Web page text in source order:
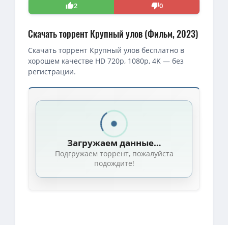
2
0
Скачать торрент Крупный улов (Фильм, 2023)
Скачать торрент Крупный улов бесплатно в
хорошем качестве HD 720p, 1080p, 4K — без
регистрации.
Скачать торрент — Крупный улов / Finestkind (2023)
Крупный улов / Finestkind (Брайан Хелгеленд / Brian
1080p — Крупный улов / Finestkind (Брайан Хелгеленд / Brian
4K — Крупный улов / Finestkind (Брайан Хелгеленд / Brian
Крупный улов / Finestkind (Брайан Хелгеленд / Brian
1080p — Крупный улов / Finestkind (2023) WEB-DL 1080p от
Загружаем данные…
Подгружаем торрент, пожалуйста
подождите!